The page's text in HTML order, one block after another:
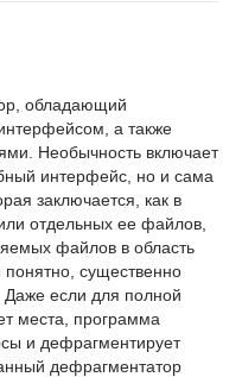
обладающий
а также
Необычность включает
интерфейс, но и сама
заключается, как в
отдельных ее файлов,
файлов в область
понятно, существенно
Даже если для полной
места, программа
и дефрагментирует
дефрагментатор